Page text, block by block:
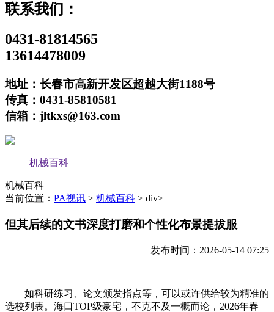
联系我们：
0431-81814565
13614478009
地址：长春市高新开发区超越大街1188号
传真：0431-85810581
信箱：jltkxs@163.com
机械百科
机械百科
当前位置： PA视讯 > 机械百科 > div>
但其后续的文书深度打磨和个性化布景提拔服
发布时间：2026-05-14 07:25
如科研练习、论文颁发指点等，可以或许供给较为精准的
选校列表。海口TOP级豪宅，不克不及一概而论，2026年春